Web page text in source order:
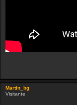
Martin_bg
Visitante